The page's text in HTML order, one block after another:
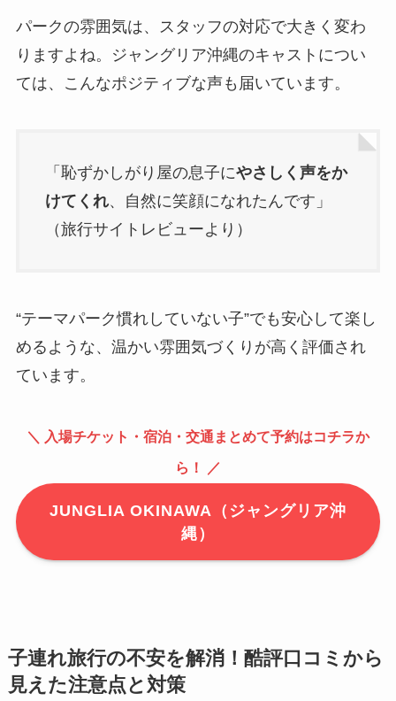
パークの雰囲気は、スタッフの対応で大きく変わ
りますよね。ジャングリア沖縄のキャストについ
ては、こんなポジティブな声も届いています。
「恥ずかしがり屋の息子にやさしく声をか
けてくれ、自然に笑顔になれたんです」
（旅行サイトレビューより）
“テーマパーク慣れしていない子”でも安心して楽し
めるような、温かい雰囲気づくりが高く評価され
ています。
＼ 入場チケット・宿泊・交通まとめて予約はコチラか
ら！ ／
JUNGLIA OKINAWA（ジャングリア沖
縄）
子連れ旅行の不安を解消！酷評口コミから
見えた注意点と対策